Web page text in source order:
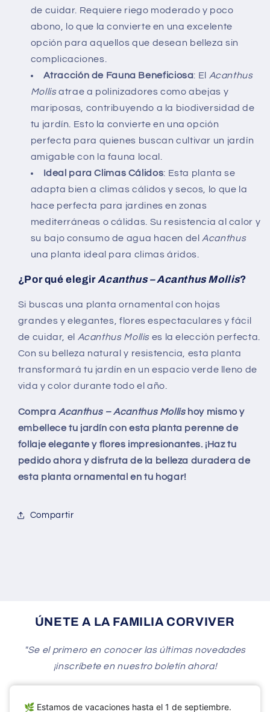
de cuidar. Requiere riego moderado y poco
abono, lo que la convierte en una excelente
opción para aquellos que desean belleza sin
complicaciones.
Atracción de Fauna Beneficiosa: El Acanthus
Mollisatrae a polinizadores como abejas y
mariposas, contribuyendo a la biodiversidad de
tu jardín. Esto la convierte en una opción
perfecta para quienes buscan cultivar un jardín
amigable con la fauna local.
Ideal para Climas Cálidos: Esta planta se
adapta bien a climas cálidos y secos, lo que la
hace perfecta para jardines en zonas
mediterráneas o cálidas. Su resistencia al calor y
su bajo consumo de agua hacen del Acanthus
una planta ideal para climas áridos.
¿Por qué elegirAcanthus – Acanthus Mollis?
Si buscas una planta ornamental con hojas
grandes y elegantes, flores espectaculares y fácil
de cuidar, el Acanthus Mollis es la elección perfecta.
Con su belleza natural y resistencia, esta planta
transformará tu jardín en un espacio verde lleno de
vida y color durante todo el año.
CompraAcanthus – Acanthus Mollishoy mismo y
embellece tu jardín con esta planta perenne de
follaje elegante y flores impresionantes. ¡Haz tu
pedido ahora y disfruta de la belleza duradera de
esta planta ornamental en tu hogar!
Compartir
ÚNETE A LA FAMILIA CORVIVER
"Se el primero en conocer las últimas novedades
¡inscríbete en nuestro boletín ahora!
Correo electrónico
🌿 Estamos de vacaciones hasta el 1 de septiembre.